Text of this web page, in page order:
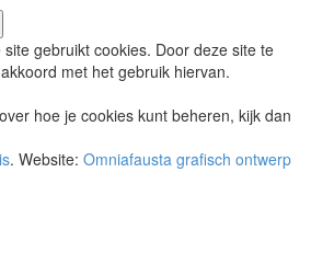
gebruikt cookies. Door deze site te
met het gebruik hiervan.
hoe je cookies kunt beheren, kijk dan
. Website: Omniafausta grafisch ontwerp